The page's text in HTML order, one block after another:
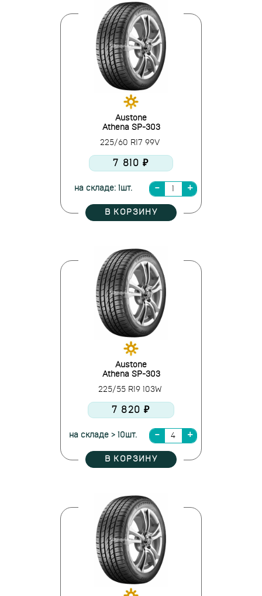
Austone
Athena SP-303
225/60 R17 99V
7 810 ₽
на складе: 1шт.
В КОРЗИНУ
Austone
Athena SP-303
225/55 R19 103W
7 820 ₽
на складе > 10шт.
В КОРЗИНУ